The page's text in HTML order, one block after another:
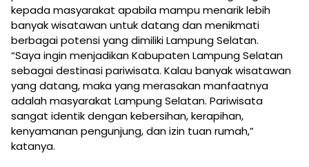
kepada masyarakat apabila mampu menarik lebih
banyak wisatawan untuk datang dan menikmati
berbagai potensi yang dimiliki Lampung Selatan.
“Saya ingin menjadikan Kabupaten Lampung Selatan
sebagai destinasi pariwisata. Kalau banyak wisatawan
yang datang, maka yang merasakan manfaatnya
adalah masyarakat Lampung Selatan. Pariwisata
sangat identik dengan kebersihan, kerapihan,
kenyamanan pengunjung, dan izin tuan rumah,”
katanya.